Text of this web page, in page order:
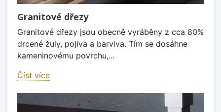
Granitové dřezy
Granitové dřezy jsou obecně vyráběny z cca 80%
drcené žuly, pojiva a barviva. Tím se dosáhne
kameninovému povrchu,...
Číst více